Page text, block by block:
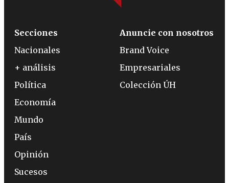
Secciones
Nacionales
+ análisis
Política
Economía
Mundo
País
Opinión
Sucesos
Anuncie con nosotros
Brand Voice
Empresariales
Colección ÚH